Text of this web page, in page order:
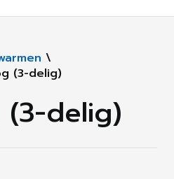
\
(3-delig)
(3-delig)